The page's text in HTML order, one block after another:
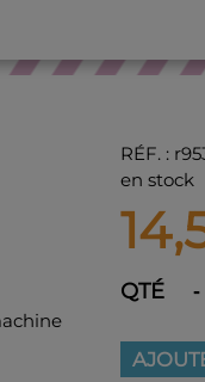
RÉF. :
en stock
QTÉ -